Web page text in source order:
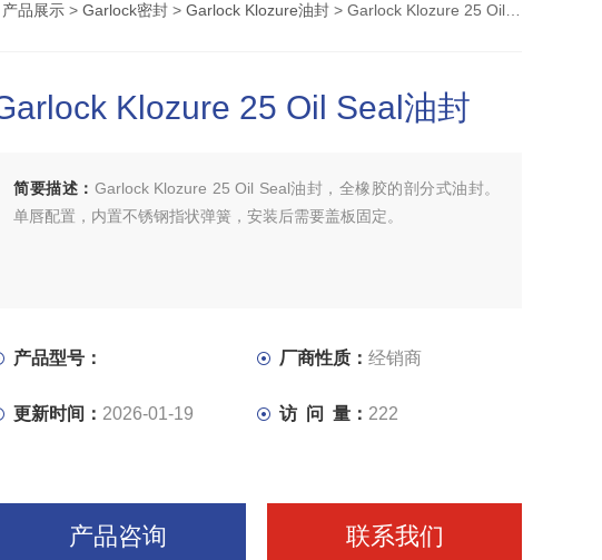
产品展示 > Garlock密封 > Garlock Klozure油封 > Garlock Klozure 25 Oil Seal油封
Klozure 25 Oil Seal油封
简要描述： Garlock Klozure 25 Oil Seal油封，全橡胶的剖分式油封。
单唇配置，内置不锈钢指状弹簧，安装后需要盖板固定。
产品型号： 厂商性质： 经销商
更新时间： 2026-01-19 访 问 量： 222
产品咨询 联系我们